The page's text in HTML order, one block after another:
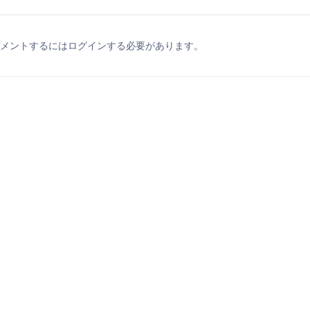
ントするにはログインする必要があります。